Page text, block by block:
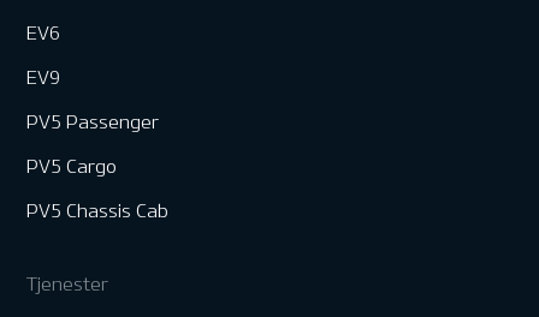
EV6
EV9
PV5 Passenger
PV5 Cargo
PV5 Chassis Cab
Tjenester